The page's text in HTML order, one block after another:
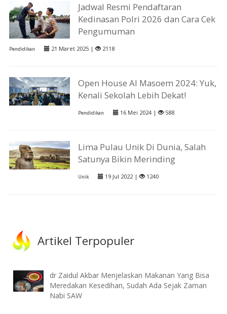
Jadwal Resmi Pendaftaran
Kedinasan Polri 2026 dan Cara Cek
Pengumuman
Pendidikan 21 Maret 2025 | 2118
Open House Al Masoem 2024: Yuk,
Kenali Sekolah Lebih Dekat!
Pendidikan 16 Mei 2024 | 588
Lima Pulau Unik Di Dunia, Salah
Satunya Bikin Merinding
Unik 19 Jul 2022 | 1240
Artikel Terpopuler
dr Zaidul Akbar Menjelaskan Makanan Yang Bisa
Meredakan Kesedihan, Sudah Ada Sejak Zaman
Nabi SAW